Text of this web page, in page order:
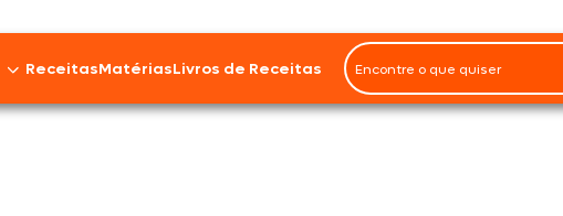
ReceitasMatériasLivros de Receitas
Rendimento4
porções